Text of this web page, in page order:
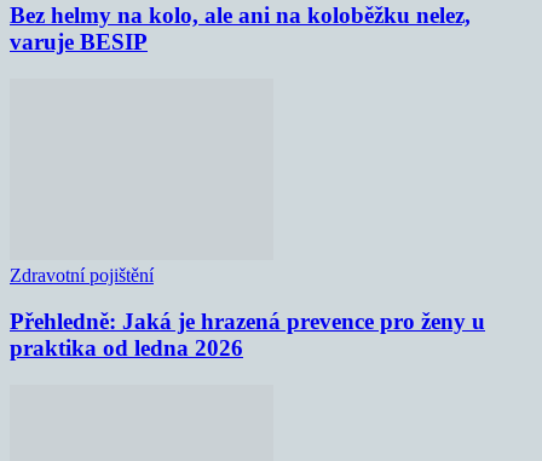
Bez helmy na kolo, ale ani na koloběžku nelez,
varuje BESIP
Zdravotní pojištění
Přehledně: Jaká je hrazená prevence pro ženy u
praktika od ledna 2026